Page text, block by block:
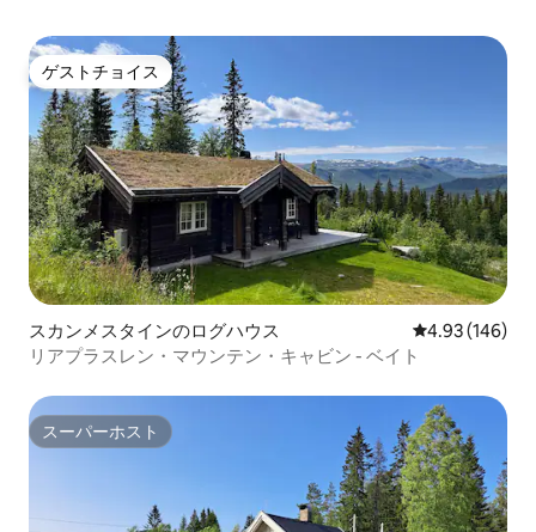
ゲストチョイス
ゲストチョイス
スカンメスタインのログハウス レビュー146
4.93 (146)
リアプラスレン・マウンテン・キャビン - ベイト
スーパーホスト
スーパーホスト